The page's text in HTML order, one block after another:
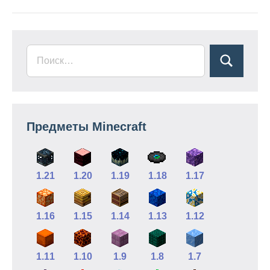
Предметы Minecraft
1.21 1.20 1.19 1.18 1.17
1.16 1.15 1.14 1.13 1.12
1.11 1.10 1.9 1.8 1.7